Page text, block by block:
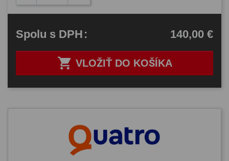
 VLOŽIŤ DO KOŠÍKA
Spolu s DPH: 140,00 €